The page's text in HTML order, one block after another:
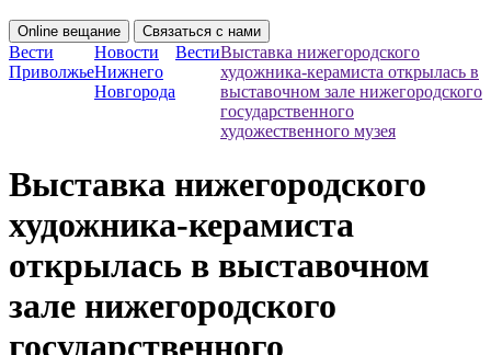
Online вещание Связаться с нами
Вести
Приволжье
Новости
Нижнего
Новгорода
ВестиВыставка нижегородского
художника-керамиста открылась в
выставочном зале нижегородского
государственного
художественного музея
Выставка нижегородского
художника-керамиста
открылась в выставочном
зале нижегородского
государственного